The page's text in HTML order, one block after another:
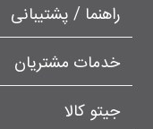
راهنما / پشتیبانی
خدمات مشتریان
جیتو کالا